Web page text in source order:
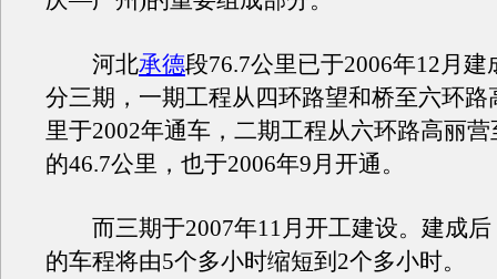
河北承德段76.7公里已于2006年12月
分三期，一期工程从四环路望和桥至六环路
里于2002年通车，二期工程从六环路高丽
的46.7公里，也于2006年9月开通。
而三期于2007年11月开工建设。建成后
的车程将由5个多小时缩短到2个多小时。